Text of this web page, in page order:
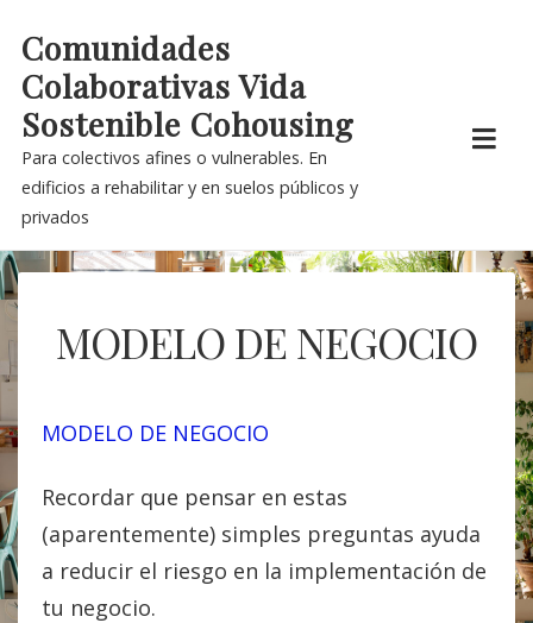
content
Comunidades
Colaborativas Vida
Sostenible Cohousing
Para colectivos afines o vulnerables. En
edificios a rehabilitar y en suelos públicos y
privados
MODELO DE NEGOCIO
MODELO DE NEGOCIO
Recordar que pensar en estas
(aparentemente) simples preguntas ayuda
a reducir el riesgo en la implementación de
tu negocio.